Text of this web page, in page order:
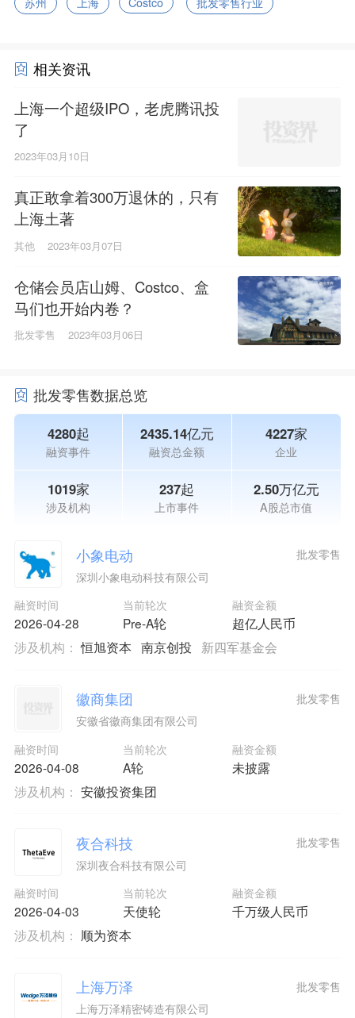
相关资讯
上海一个超级IPO，老虎腾讯投
了
2023年03月10日
真正敢拿着300万退休的，只有
上海土著
其他 2023年03月07日
仓储会员店山姆、Costco、盒
马们也开始内卷？
批发零售 2023年03月06日
批发零售数据总览
4280起
融资事件
2435.14亿元
融资总金额
4227家
企业
1019家
涉及机构
237起
上市事件
2.50万亿元
A股总市值
小象电动
深圳小象电动科技有限公司
融资时间
2026-04-28
当前轮次
Pre-A轮
融资金额
超亿人民币
批发零售
涉及机构：恒旭资本 南京创投 新四军基金会
徽商集团
安徽省徽商集团有限公司
融资时间
2026-04-08
当前轮次
A轮
融资金额
未披露
批发零售
涉及机构： 安徽投资集团
夜合科技
深圳夜合科技有限公司
融资时间
2026-04-03
当前轮次
天使轮
融资金额
千万级人民币
批发零售
涉及机构： 顺为资本
上海万泽
上海万泽精密铸造有限公司
批发零售